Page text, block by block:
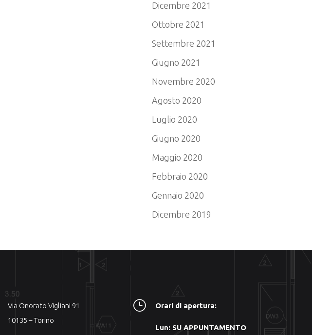
Dicembre 2021
Ottobre 2021
Settembre 2021
Giugno 2021
Novembre 2020
Agosto 2020
Luglio 2020
Giugno 2020
Maggio 2020
Febbraio 2020
Gennaio 2020
Dicembre 2019
Via Onorato Vigliani 91
10135 – Torino
} Orari di apertura:
Lun: SU APPUNTAMENTO